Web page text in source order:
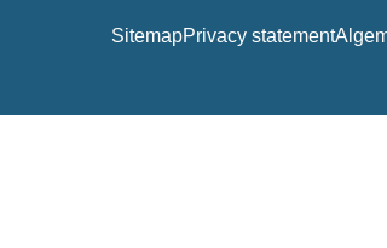
SitemapPrivacy statement